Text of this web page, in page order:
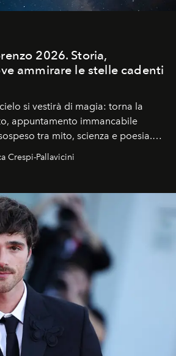
2026. Storia,
ammirare le stelle cadenti
si vestirà di magia: torna la
, appuntamento immancabile
tra mito, scienza e poesia.
gli occhi si alzano verso la volta
passaggio delle
più segreti
Crespi-Pallavicini